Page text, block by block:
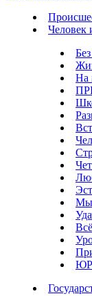
Человек
На